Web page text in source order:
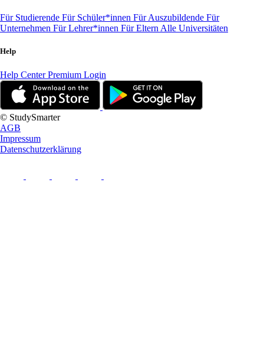
Für Studierende Für Schüler*innen Für Auszubildende Für
Unternehmen Für Lehrer*innen Für Eltern Alle Universitäten
Help
Help CenterPremium Login
© StudySmarter
AGB
Impressum
Datenschutzerklärung